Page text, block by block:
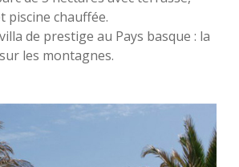
piscine chauffée.
de prestige au Pays basque : la
les montagnes.